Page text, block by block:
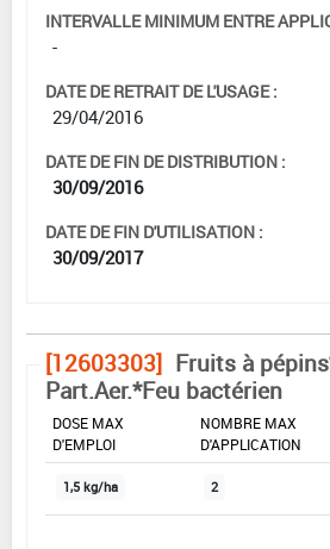
INTERVALLE MINIMUM ENTRE
-
DATE DE RETRAIT DE L'USAGE :
29/04/2016
DATE DE FIN DE DISTRIBUTION :
30/09/2016
DATE DE FIN D'UTILISATION :
30/09/2017
[12603303] Fruits à
Part.Aer.*Feu bactérien
DOSE MAX
D'EMPLOI
NOMBRE MAX
D'APPLICATION
1,5 kg/ha 2